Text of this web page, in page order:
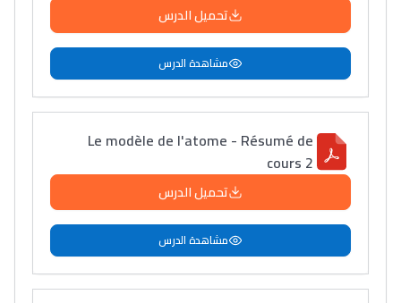
تحميل الدرس
مشاهدة الدرس
Le modèle de l'atome - Résumé de
cours 2
تحميل الدرس
مشاهدة الدرس